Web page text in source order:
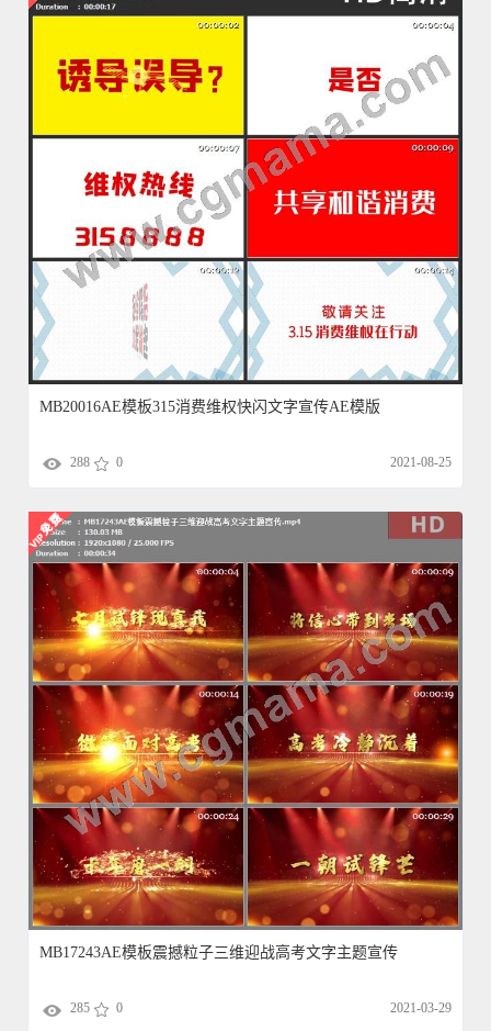
MB20016AE模板315消费维权快闪文字宣传AE模版
288 0 2021-08-25
MB17243AE模板震撼粒子三维迎战高考文字主题宣传
285 0 2021-03-29